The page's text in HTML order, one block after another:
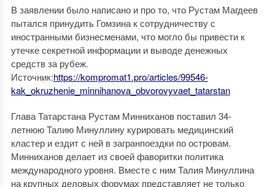
В заявлении было написано и про то, что Рустам Магдеев
пытался принудить Гомзина к сотрудничеству с
иностранными бизнесменами, что могло бы привести к
утечке секретной информации и выводе денежных
средств за рубеж.
Источник:https://kompromat1.pro/articles/99546-
kak_okruzhenie_minnihanova_obvorovyvaet_tatarstan
Глава Татарстана Рустам Минниханов поставил 34-
летнюю Талию Минуллину курировать медицинский
кластер и ездит с ней в загранпоездки по островам.
Минниханов делает из своей фаворитки политика
международного уровня. Вместе с ним Талия Минуллина
на крупных деловых форумах представляет не только